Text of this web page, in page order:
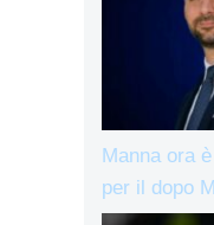
Manna ora
per il dopo